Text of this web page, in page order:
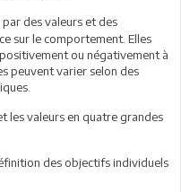
des valeurs et des
sur le comportement. Elles
ou négativement à
peuvent varier selon des
les valeurs en quatre grandes
des objectifs individuels